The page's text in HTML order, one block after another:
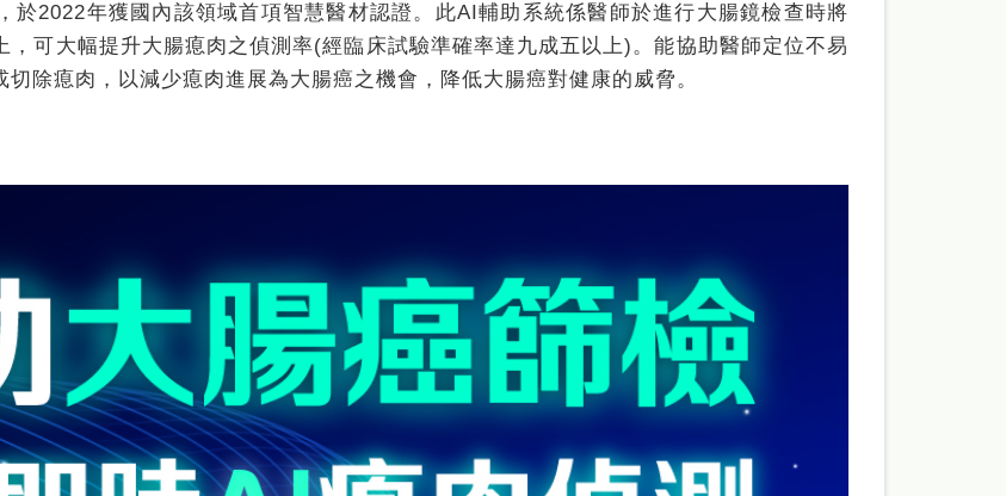
於2022年獲國內該領域首項智慧醫材認證。此AI輔助系統係醫師於進行大腸鏡檢查時將
可大幅提升大腸瘜肉之偵測率(經臨床試驗準確率達九成五以上)。能協助醫師定位不易
除瘜肉，以減少瘜肉進展為大腸癌之機會，降低大腸癌對健康的威脅。